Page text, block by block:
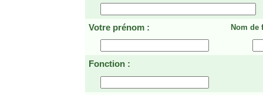
Votre prénom : Nom de
Fonction :